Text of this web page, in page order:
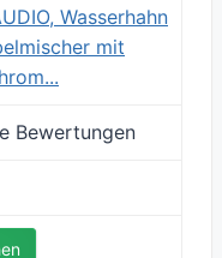
Wasserhahn
mit
Bewertungen